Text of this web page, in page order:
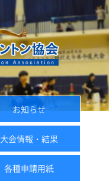
お知らせ
大会情報・結果
各種申請用紙